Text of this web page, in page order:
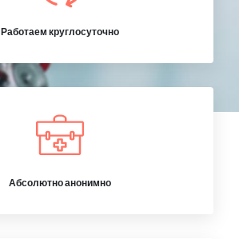
Работаем круглосуточно
Абсолютно анонимно